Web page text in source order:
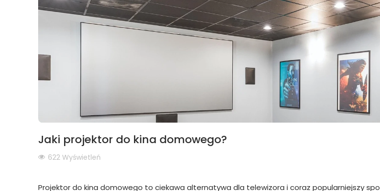
Jaki projektor do kina domowego?
622 Wyświetleń
Projektor do kina domowego to ciekawa alternatywa dla telewizora i coraz popularniejszy